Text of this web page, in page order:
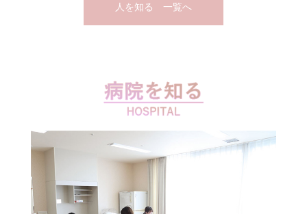
人を知る 一覧へ